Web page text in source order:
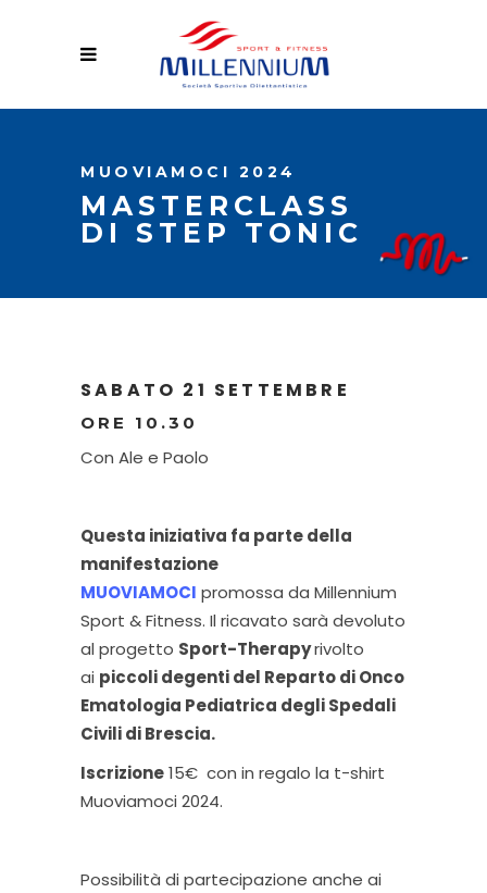
MUOVIAMOCI 2024
MASTERCLASS
DI STEP TONIC
SABATO 21 SETTEMBRE
ORE 10.30
Con Ale e Paolo
Questa iniziativa fa parte della
manifestazione
MUOVIAMOCI promossa da Millennium
Sport & Fitness. Il ricavato sarà devoluto
al progetto Sport-Therapyrivolto
ai piccoli degenti del Reparto di Onco
Ematologia Pediatrica degli Spedali
Civili di Brescia.
Iscrizione15€ con in regalo la t-shirt
Muoviamoci 2024.
Possibilità di partecipazione anche ai